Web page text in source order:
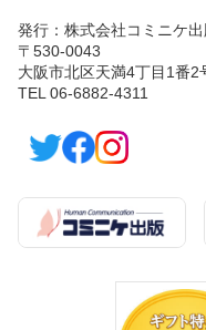
発行：株式会社コミニケ出
〒530-0043
大阪市北区天満4丁目1番
TEL 06-6882-4311